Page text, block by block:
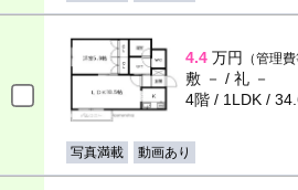
4.4 万円 （管理
敷 － / 礼 －
4階 / 1LDK /
写真満載 動画あり